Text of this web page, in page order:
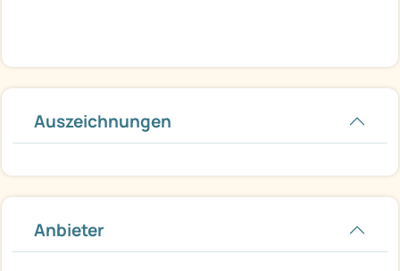
Auszeichnungen
Anbieter